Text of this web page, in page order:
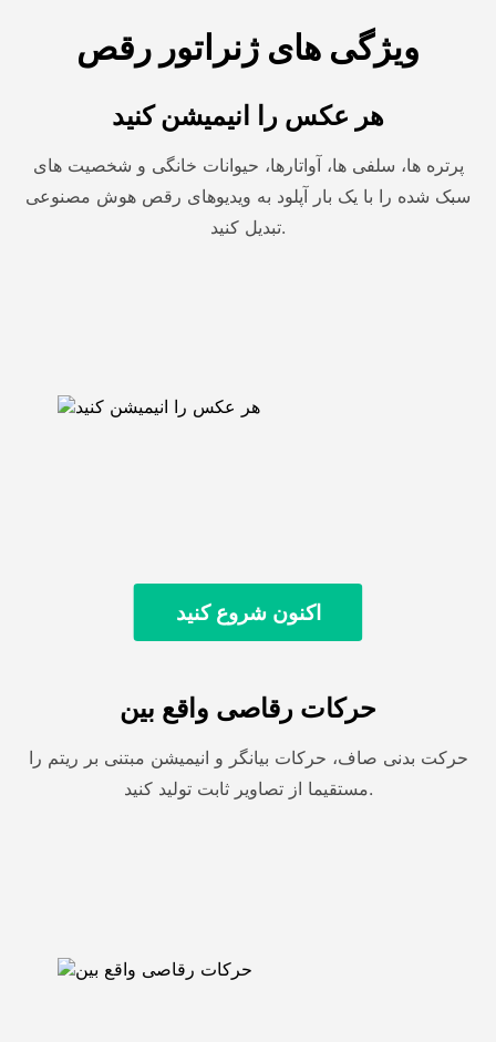
ویژگی های ژنراتور رقص
هر عکس را انیمیشن کنید
پرتره ها، سلفی ها، آواتارها، حیوانات خانگی و شخصیت های
سبک شده را با یک بار آپلود به ویدیوهای رقص هوش مصنوعی
تبدیل کنید.
اکنون شروع کنید
حرکات رقاصی واقع بین
حرکت بدنی صاف، حرکات بیانگر و انیمیشن مبتنی بر ریتم را
مستقیما از تصاویر ثابت تولید کنید.